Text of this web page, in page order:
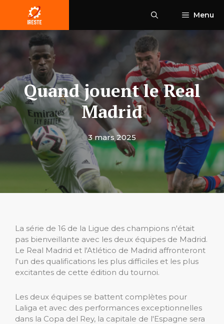
contenu
Menu
Quand jouent le Real
Madrid
3 mars 2025
La série de 16 de la Ligue des champions n'était
pas bienveillante avec les deux équipes de Madrid.
Le Real Madrid et l'Atlético de Madrid affronteront
l'un des qualifications les plus difficiles et les plus
excitantes de cette édition du tournoi.
Les deux équipes se battent complètes pour
Laliga et avec des performances exceptionnelles
dans la Copa del Rey, la capitale de l'Espagne sera